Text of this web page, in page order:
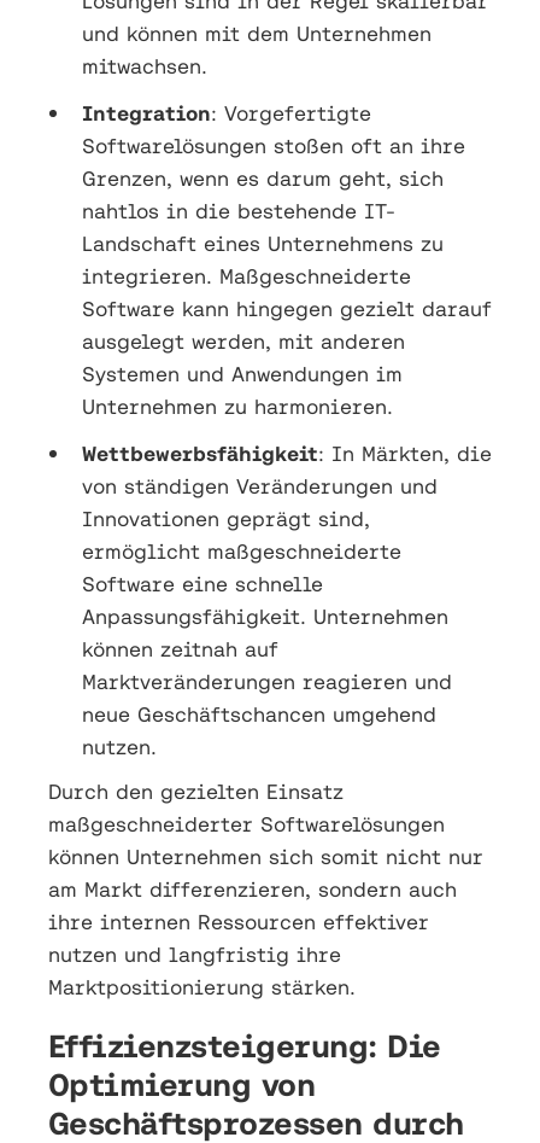
und können mit dem Unternehmen
mitwachsen.
Integration: Vorgefertigte
Softwarelösungen stoßen oft an ihre
Grenzen, wenn es darum geht, sich
nahtlos in die bestehende IT-
Landschaft eines Unternehmens zu
integrieren. Maßgeschneiderte
Software kann hingegen gezielt darauf
ausgelegt werden, mit anderen
Systemen und Anwendungen im
Unternehmen zu harmonieren.
Wettbewerbsfähigkeit: In Märkten, die
von ständigen Veränderungen und
Innovationen geprägt sind,
ermöglicht maßgeschneiderte
Software eine schnelle
Anpassungsfähigkeit. Unternehmen
können zeitnah auf
Marktveränderungen reagieren und
neue Geschäftschancen umgehend
nutzen.
Durch den gezielten Einsatz
maßgeschneiderter Softwarelösungen
können Unternehmen sich somit nicht nur
am Markt differenzieren, sondern auch
ihre internen Ressourcen effektiver
nutzen und langfristig ihre
Marktpositionierung stärken.
Effizienzsteigerung: Die
Optimierung von
Geschäftsprozessen durch